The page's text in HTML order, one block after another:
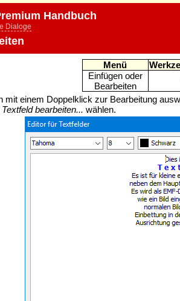
Handbuch
Dialoge
Menü
Einfügen oder
Bearbeiten
mit einem Doppelklick zur Bearbeitung
Textfeld bearbeiten... wählen.